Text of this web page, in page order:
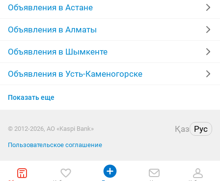
услуги программиста
услуги няни экскаватор услуги
ритуальные услуги услуги эвакуатора
услуги мастера услуги по ремонту
услуги крана
Объявления в Астане
Объявления в Алматы
Объявления в Шымкенте
Объявления в Усть-Каменогорске
Объявления в Актобе
Объявления в Павлодаре
Показать еще
© 2012-2026, АО «Kaspi Bank» Қаз Рус
Пользовательское соглашение